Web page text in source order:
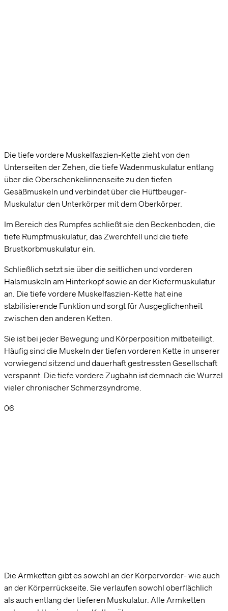
Die tiefe vordere Muskelfaszien-Kette zieht von den
Unterseiten der Zehen, die tiefe Wadenmuskulatur entlang
über die Oberschenkelinnenseite zu den tiefen
Gesäßmuskeln und verbindet über die Hüftbeuger-
Muskulatur den Unterkörper mit dem Oberkörper.
Im Bereich des Rumpfes schließt sie den Beckenboden, die
tiefe Rumpfmuskulatur, das Zwerchfell und die tiefe
Brustkorbmuskulatur ein.
Schließlich setzt sie über die seitlichen und vorderen
Halsmuskeln am Hinterkopf sowie an der Kiefermuskulatur
an. Die tiefe vordere Muskelfaszien-Kette hat eine
stabilisierende Funktion und sorgt für Ausgeglichenheit
zwischen den anderen Ketten.
Sie ist bei jeder Bewegung und Körperposition mitbeteiligt.
Häufig sind die Muskeln der tiefen vorderen Kette in unserer
vorwiegend sitzend und dauerhaft gestressten Gesellschaft
verspannt. Die tiefe vordere Zugbahn ist demnach die Wurzel
vieler chronischer Schmerzsyndrome.
06
Die Armketten gibt es sowohl an der Körpervorder- wie auch
an der Körperrückseite. Sie verlaufen sowohl oberflächlich
als auch entlang der tieferen Muskulatur. Alle Armketten